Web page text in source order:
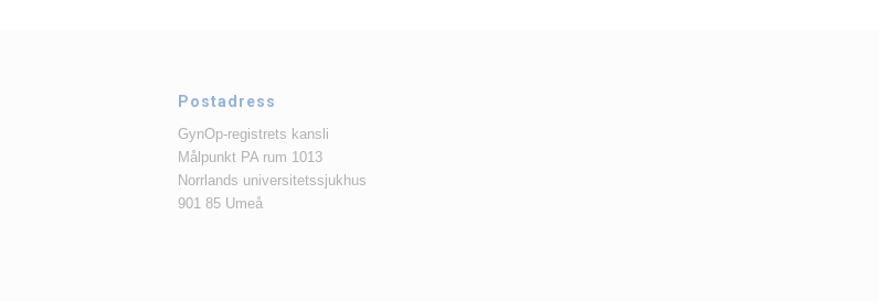
Postadress
GynOp-registrets kansli
Målpunkt PA rum 1013
Norrlands universitetssjukhus
901 85 Umeå